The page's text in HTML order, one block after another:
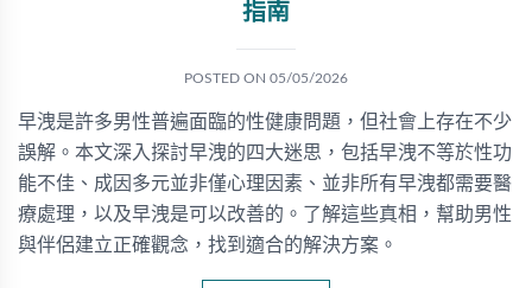
指南
POSTED ON 05/05/2026
早洩是許多男性普遍面臨的性健康問題，但社會上存在不少
誤解。本文深入探討早洩的四大迷思，包括早洩不等於性功
能不佳、成因多元並非僅心理因素、並非所有早洩都需要醫
療處理，以及早洩是可以改善的。了解這些真相，幫助男性
與伴侶建立正確觀念，找到適合的解決方案。